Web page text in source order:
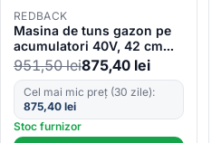
REDBACK
Masina de tuns gazon pe
acumulatori 40V, 42 cm
Redback E142C, 40L, reglaj
central
951,50lei875,40 lei
Cel mai mic preț (30 zile):
875,40 lei
Stoc furnizor